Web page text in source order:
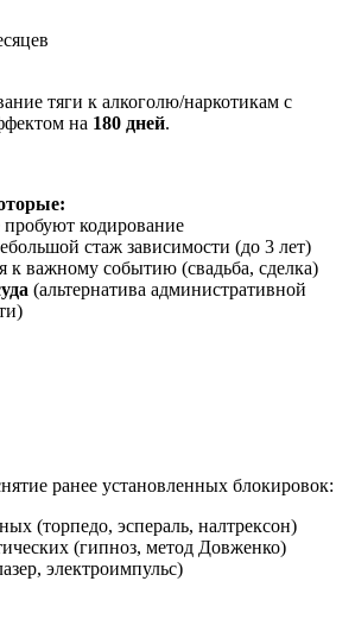
тяги к алкоголю/наркотикам с
на 180 дней.
кодирование
стаж зависимости (до 3 лет)
к важному событию (свадьба, сделка)
(альтернатива административной
ранее установленных блокировок:
(торпедо, эспераль, налтрексон)
(гипноз, метод Довженко)
электроимпульс)